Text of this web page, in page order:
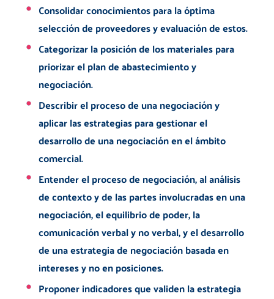
Consolidar conocimientos para la óptima
selección de proveedores y evaluación de estos.
Categorizar la posición de los materiales para
priorizar el plan de abastecimiento y
negociación.
Describir el proceso de una negociación y
aplicar las estrategias para gestionar el
desarrollo de una negociación en el ámbito
comercial.
Entender el proceso de negociación, al análisis
de contexto y de las partes involucradas en una
negociación, el equilibrio de poder, la
comunicación verbal y no verbal, y el desarrollo
de una estrategia de negociación basada en
intereses y no en posiciones.
Proponer indicadores que validen la estrategia